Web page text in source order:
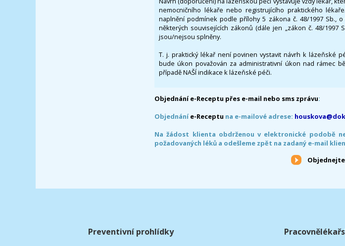
nemocničního lékaře nebo registrujícího praktického
naplnění podmínek podle přílohy 5 zákona č. 48/1997 Sb.,
některých souvisejících zákonů (dále jen „zákon č. 48/1997
jsou/nejsou splněny.
T. j. praktický lékař není povinen vystavit návrh k lázeňské
bude úkon považován za administrativní úkon nad rámec
případě NAŠÍ indikace k lázeňské péči.
Objednání e-Receptu přes e-mail nebo sms zprávu:
Objednáníe-Receptu na e-mailové adrese:
Na žádost klienta obdrženou v elektronické podobě
požadovaných léků a odešleme zpět na zadaný e-mail
Objednejte
Preventivní prohlídky